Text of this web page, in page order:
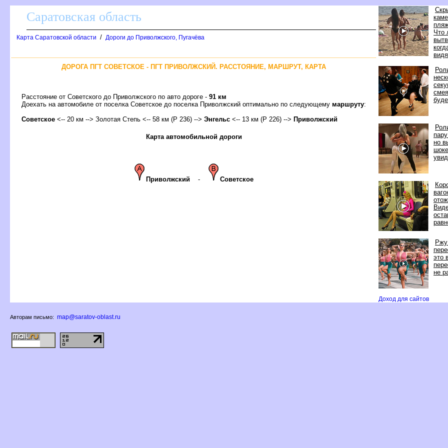
Что
но
это
не
Доход для сайто
Саратовская область
Карта Саратовской области / Дороги до Приволжского, Пугачёва
ДОРОГА ПГТ СОВЕТСКОЕ - ПГТ ПРИВОЛЖСКИЙ. РАССТОЯНИЕ, МАРШРУТ, КАРТА
Расстояние от Советского до Приволжского по авто дороге - 91 км
Доехать на автомобиле от поселка Советское до поселка Приволжский оптимально по следующему маршруту:
Советское <-- 20 км --> Золотая Степь <-- 58 км (Р 236) --> Энгельс <-- 13 км (Р 226) --> Приволжский
Карта автомобильной дороги
Приволжский - Советское
Авторам письмо: map@saratov-oblast.ru